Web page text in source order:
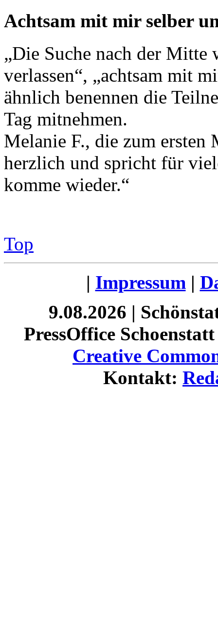
Achtsam mit mir selber
„Die Suche nach der Mitte
verlassen“, „achtsam mit
ähnlich benennen die
Tag mitnehmen.
Melanie F., die zum ersten
herzlich und spricht für
komme wieder.“
Top
| Impressum|
9.08.2026 |
PressOffice
Creative
Kontakt: